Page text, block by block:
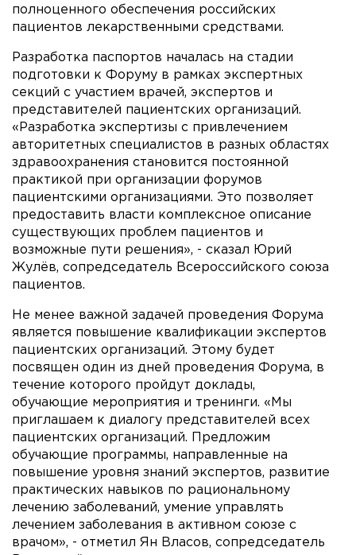
полноценного обеспечения российских
пациентов лекарственными средствами.
Разработка паспортов началась на стадии
подготовки к Форуму в рамках экспертных
секций с участием врачей, экспертов и
представителей пациентских организаций.
«Разработка экспертизы с привлечением
авторитетных специалистов в разных областях
здравоохранения становится постоянной
практикой при организации форумов
пациентскими организациями. Это позволяет
предоставить власти комплексное описание
существующих проблем пациентов и
возможные пути решения», - сказал Юрий
Жулёв, сопредседатель Всероссийского союза
пациентов.
Не менее важной задачей проведения Форума
является повышение квалификации экспертов
пациентских организаций. Этому будет
посвящен один из дней проведения Форума, в
течение которого пройдут доклады,
обучающие мероприятия и тренинги. «Мы
приглашаем к диалогу представителей всех
пациентских организаций. Предложим
обучающие программы, направленные на
повышение уровня знаний экспертов, развитие
практических навыков по рациональному
лечению заболеваний, умение управлять
лечением заболевания в активном союзе с
врачом», - отметил Ян Власов, сопредседатель